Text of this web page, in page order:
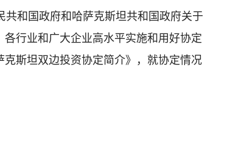
和国政府和哈萨克斯坦共和国政府关于
行业和广大企业高水平实施和用好协定
克斯坦双边投资协定简介》，就协定情况